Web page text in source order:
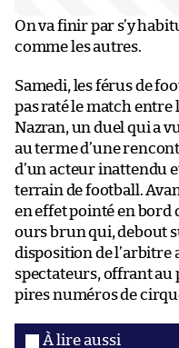
On va finir par s’y
comme les autres.
Samedi, les férus de
pas raté le match
Nazran, un duel qui a
au terme d’une
d’un acteur inattendu
terrain de football.
en effet pointé en bord
ours brun qui, debout
disposition de l’arbitre
spectateurs, offrant au
pires numéros de